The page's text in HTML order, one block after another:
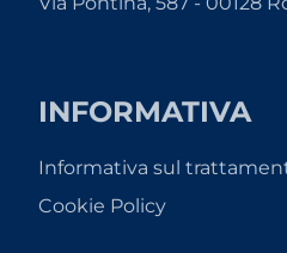
INFORMATIVA
Informativa sul
Cookie Policy